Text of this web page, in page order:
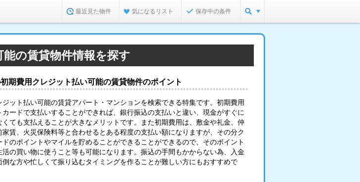
最近見た物件 気になるリスト 保存中の条件
の賃貸物件情報を探す
期費用クレジット払い可能の賃貸物件のポイント
ジット払い可能の賃貸アパート・マンションを検索できる特集です。初期費用
カードで支払いすることができれば、銀行振込の支払いと違い、現金がすぐに
くても支払えることが大きなメリットです。また初期費用は、敷金や礼金、仲
家賃、火災保険料等と合わせるとある程度の支払い額になりますが、その分ク
ドのポイントやマイルを貯めることができることができるので、そのポイント
活の買い物に使うこと等も可能になります。振込の手間もかからない為、入金
倒な方や忙しくて振り込むタイミングを作ることが難しい方にもおすすめで